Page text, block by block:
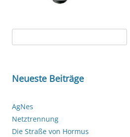
nach:
Neueste Beiträge
AgNes
Netztrennung
Die Straße von Hormus